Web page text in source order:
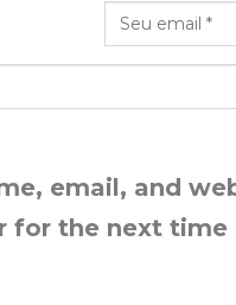
email, and
for the next time